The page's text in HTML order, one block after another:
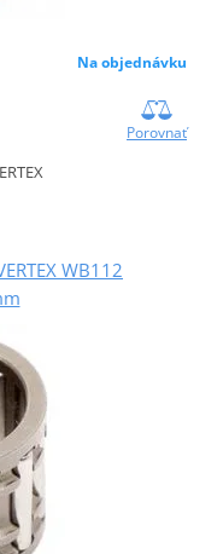
Na objednávku
Porovnať
WB112